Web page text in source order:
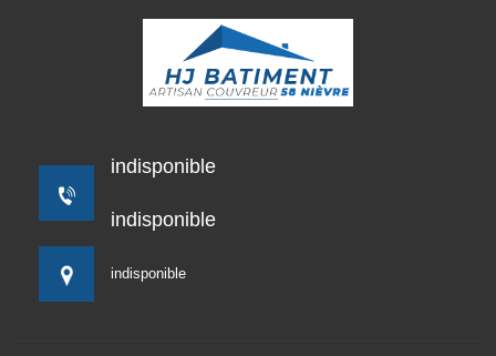
indisponible
indisponible
indisponible